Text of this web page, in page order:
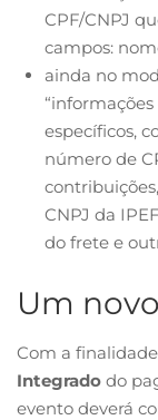
CPF/CNPJ
campos:
ainda no
específicos,
número de
CNPJ da
do frete e
Um
Com a
Integrado do
evento deverá